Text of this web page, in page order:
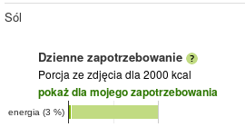
Sól
Dzienne zapotrzebowanie
Porcja ze zdjęcia dla 2000 kcal
pokaż dla mojego zapotrzebowania
energia (3 %)